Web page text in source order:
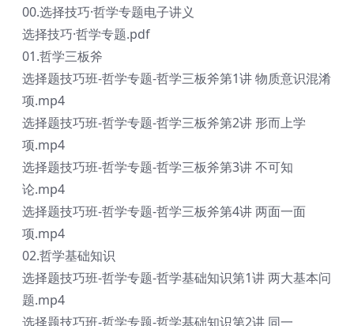
00.选择技巧·哲学专题电子讲义
选择技巧·哲学专题.pdf
01.哲学三板斧
选择题技巧班-哲学专题-哲学三板斧第1讲 物质意识混淆
项.mp4
选择题技巧班-哲学专题-哲学三板斧第2讲 形而上学
项.mp4
选择题技巧班-哲学专题-哲学三板斧第3讲 不可知
论.mp4
选择题技巧班-哲学专题-哲学三板斧第4讲 两面一面
项.mp4
02.哲学基础知识
选择题技巧班-哲学专题-哲学基础知识第1讲 两大基本问
题.mp4
选择题技巧班-哲学专题-哲学基础知识第2讲 同一